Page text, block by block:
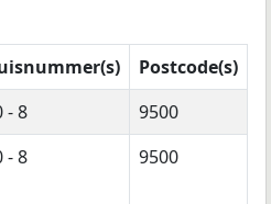
Postcode(s)
- 8
9500
- 8 9500